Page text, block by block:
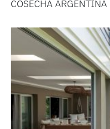
COSECHA ARGENTINA